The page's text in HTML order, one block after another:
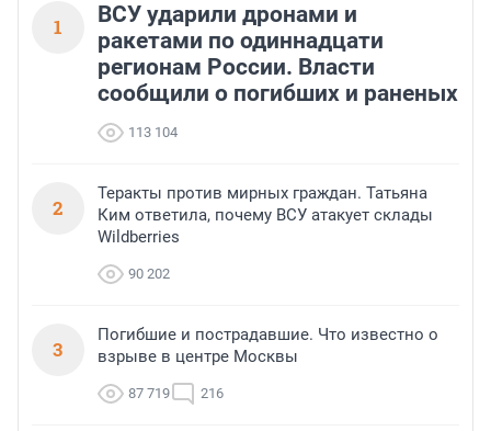
1
ВСУ ударили дронами и
ракетами по одиннадцати
регионам России. Власти
сообщили о погибших и раненых
113 104
2
Теракты против мирных граждан. Татьяна
Ким ответила, почему ВСУ атакует склады
Wildberries
90 202
3
Погибшие и пострадавшие. Что известно о
взрыве в центре Москвы
87 719 216